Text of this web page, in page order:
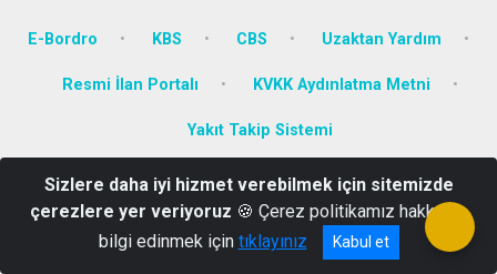
E-Bordro KBS CBS Uzaktan Yardım
Resmi İlan Portalı KVKK Aydınlatma Metni
Yakıt Takip Sistemi
Yenidoğan Mah. Dumlupınar Bulv. No:111 KÜTAHYA
0274 271 34 82
Sizlere daha iyi hizmet verebilmek için sitemizde
çerezlere yer veriyoruz 🍪 Çerez politikamız hakkında
bilgi edinmek için tıklayınız Kabul et